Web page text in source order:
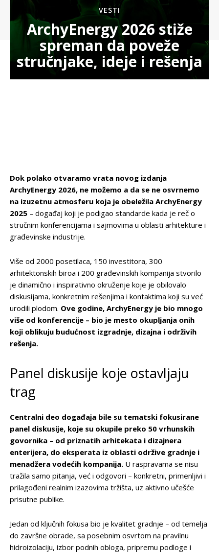
VESTI
ArchyEnergy 2026 stiže
spreman da poveže
stručnjake, ideje i rešenja
Dok polako otvaramo vrata novog izdanja
ArchyEnergy 2026, ne možemo a da se ne osvrnemo
na izuzetnu atmosferu koja je obeležila ArchyEnergy
2025 – događaj koji je podigao standarde kada je reč o
stručnim konferencijama i sajmovima u oblasti arhitekture i
građevinske industrije.
Više od 2000 posetilaca, 150 investitora, 300
arhitektonskih biroa i 200 građevinskih kompanija stvorilo
je dinamično i inspirativno okruženje koje je obilovalo
diskusijama, konkretnim rešenjima i kontaktima koji su već
urodili plodom. Ove godine, ArchyEnergy je bio mnogo
više od konferencije – bio je mesto okupljanja onih
koji oblikuju budućnost izgradnje, dizajna i održivih
rešenja.
Panel diskusije koje ostavljaju
trag
Centralni deo događaja bile su tematski fokusirane
panel diskusije, koje su okupile preko 50 vrhunskih
govornika – od priznatih arhitekata i dizajnera
enterijera, do eksperata iz oblasti održive gradnje i
menadžera vodećih kompanija. U raspravama se nisu
tražila samo pitanja, već i odgovori – konkretni, primenljivi i
prilagođeni realnim izazovima tržišta, uz aktivno učešće
prisutne publike.
Jedan od ključnih fokusa bio je kvalitet gradnje – od temelja
do završne obrade, sa posebnim osvrtom na pravilnu
hidroizolaciju, izbor podnih obloga, pripremu podloge i